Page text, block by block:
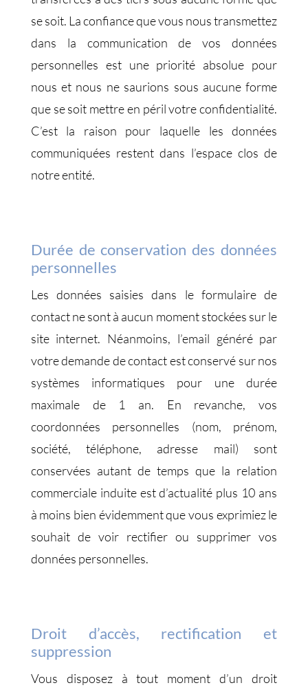
se soit. La confiance que vous nous transmettez
dans la communication de vos données
personnelles est une priorité absolue pour
nous et nous ne saurions sous aucune forme
que se soit mettre en péril votre confidentialité.
C’est la raison pour laquelle les données
communiquées restent dans l’espace clos de
notre entité.
Durée de conservation des données
personnelles
Les données saisies dans le formulaire de
contact ne sont à aucun moment stockées sur le
site internet. Néanmoins, l’email généré par
votre demande de contact est conservé sur nos
systèmes informatiques pour une durée
maximale de 1 an. En revanche, vos
coordonnées personnelles (nom, prénom,
société, téléphone, adresse mail) sont
conservées autant de temps que la relation
commerciale induite est d’actualité plus 10 ans
à moins bien évidemment que vous exprimiez le
souhait de voir rectifier ou supprimer vos
données personnelles.
Droit d’accès, rectification et
suppression
Vous disposez à tout moment d’un droit